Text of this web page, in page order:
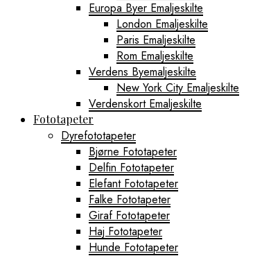
Europa Byer Emaljeskilte
London Emaljeskilte
Paris Emaljeskilte
Rom Emaljeskilte
Verdens Byemaljeskilte
New York City Emaljeskilte
Verdenskort Emaljeskilte
Fototapeter
Dyrefototapeter
Bjørne Fototapeter
Delfin Fototapeter
Elefant Fototapeter
Falke Fototapeter
Giraf Fototapeter
Haj Fototapeter
Hunde Fototapeter